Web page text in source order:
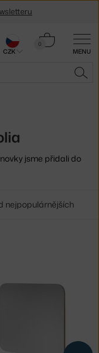
MENU
0
Košík
jsme přidali do
nejpopulárnějších
CZK